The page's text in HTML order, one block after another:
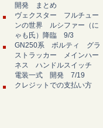
開発 まとめ
ヴェクスター フルチュー
ンの世界 ルシファー（に
ゃも氏）降臨 9/3
GN250系 ボルティ グラ
ストラッカー メインハー
ネス ハンドルスイッチ
電装一式 開発 7/19
クレジットでの支払い方